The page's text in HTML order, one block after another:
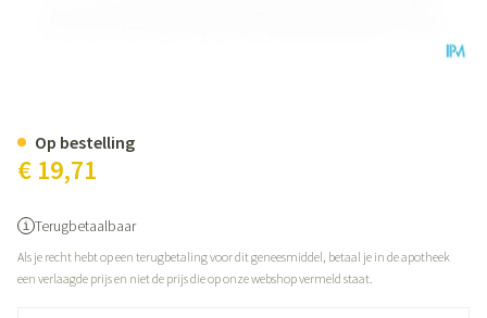
€ 19,71
Terugbetaalbaar
Als je recht hebt op een terugbetaling voor dit geneesmiddel, betaal je in de apotheek
een verlaagde prijs en niet de prijs die op onze webshop vermeld staat.
Op bestelling